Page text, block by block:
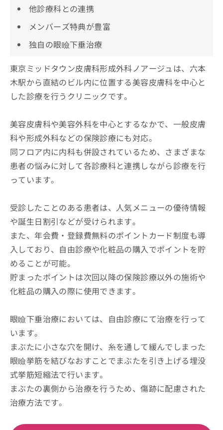
他診療科との連携
メンバーズ特典が豊富
独自の眼瞼下垂治療
東京ミッドタウン皮膚科形成外科ノアージュは、六本
木駅から直結のビル内に位置する美容皮膚科を中心と
した診療を行うクリニックです。
美容皮膚科や美容外科を中心とするなかで、一般皮膚
科や形成外科などの保険診療にも対応。
同フロア内に内科も併設されているため、さまざまな
患者の悩みに対して各診療科と連携しながら診療を行
っています。
受診したことのある患者は、人気メニューの優待情報
や誕生日割引などが受けられます。
また、年会費・登録費無料のポイントカード制度も導
入しており、自由診療や化粧品の購入でポイントを貯
めることが可能。
貯まったポイントは次回以降の保険診療以外の施術や
化粧品の購入の際に使用できます。
眼瞼下垂治療においては、自由診療にて治療を行って
います。
まぶたに小さな穴を開け、糸を通して緩んでしまった
眼瞼挙筋を結びなおすことでまぶたを引き上げる埋没
式挙筋短縮法で行います。
まぶたの裏側から治療を行うため、傷跡に配慮された
治療方法です。